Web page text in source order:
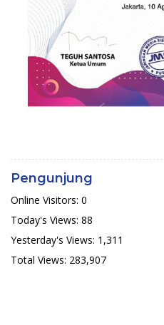
Pengunjung
Online Visitors: 0
Today's Views: 88
Yesterday's Views: 1,311
Total Views: 283,907